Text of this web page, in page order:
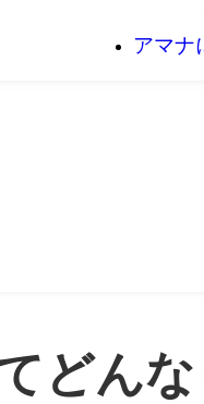
アマナ
どん